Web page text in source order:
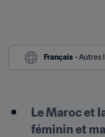
Français - Autres
Le Maroc et
féminin et